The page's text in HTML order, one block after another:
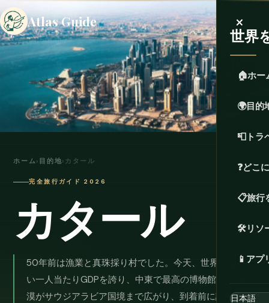
Atlas Guide ×
世界
🏠ホー
🌍目的
📮 トラ
❓どこ
📋旅行
🛠️リソ
📱 アプ
ホーム› 目的地› カタール
完全旅行ガイド 2026
カタール
50年前は漁業と真珠採り村でした。今天、世界で最も高
い一人当たりGDPを誇り、中東で最高の博物館2つ、砂
漠がサウジアラビア国境まで広がり、到着前に読むべき